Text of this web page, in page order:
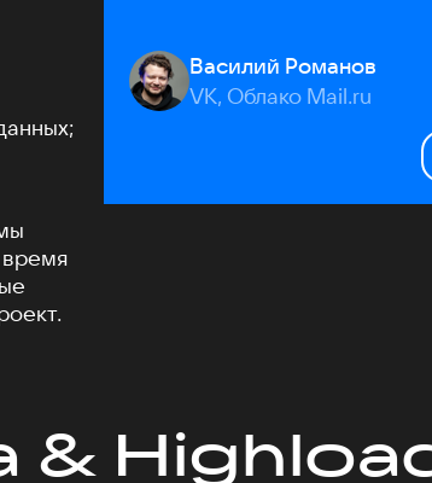
время
Василий Романов
VK, Облако Mail.ru
&